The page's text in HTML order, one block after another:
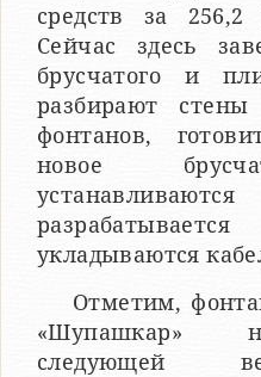
средств за
Сейчас здесь
брусчатого и
разбирают
фонтанов,
новое
укладываются
Отметим,
«Шупашкар»
следующей